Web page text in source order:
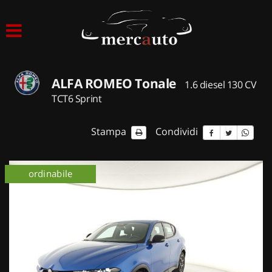
ACQUISTIAMO USATO
NOLEGGIO AUTO
NOLEGGIO BREVE TERMINE
CONTATTI
ALFA ROMEO Tonale
1.6 diesel 130 CV
TCT6 Sprint
Stampa Condividi
ordinabile